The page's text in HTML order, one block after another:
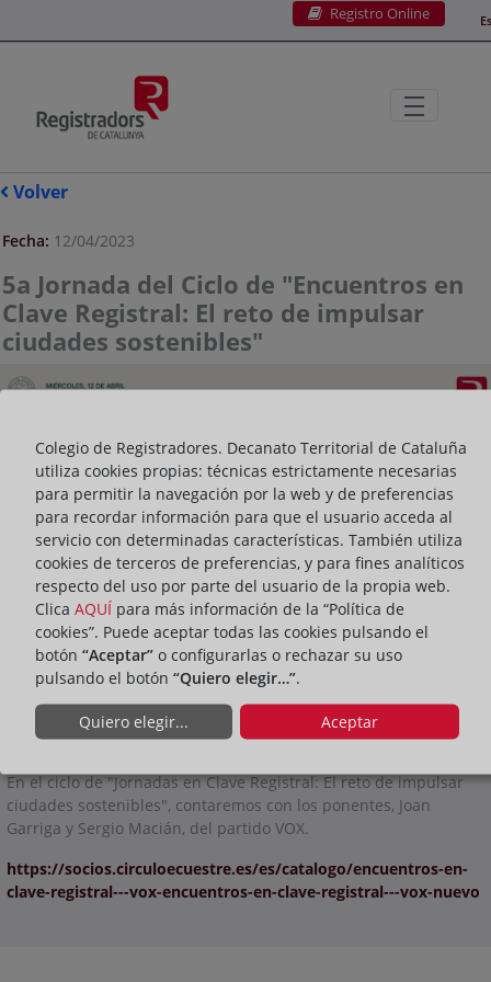
Registro Online
Volver
Fecha: 12/04/2023
5a Jornada del Ciclo de "Encuentros en
Clave Registral: El reto de impulsar
ciudades sostenibles"
En el ciclo de "Jornadas en Clave Registral: El reto de impulsar
ciudades sostenibles", contaremos con los ponentes, Joan
Garriga y Sergio Macián, del partido VOX.
https://socios.circuloecuestre.es/es/catalogo/encuentros-en-
clave-registral---vox-encuentros-en-clave-registral---vox-nuevo
Colegio de Registradores. Decanato Territorial de Cataluña
utiliza cookies propias: técnicas estrictamente necesarias
para permitir la navegación por la web y de preferencias
para recordar información para que el usuario acceda al
servicio con determinadas características. También utiliza
cookies de terceros de preferencias, y para fines analíticos
respecto del uso por parte del usuario de la propia web.
Clica AQUÍ para más información de la “Política de
cookies”. Puede aceptar todas las cookies pulsando el
botón “Aceptar” o configurarlas o rechazar su uso
pulsando el botón “Quiero elegir…”.
Quiero elegir... Aceptar